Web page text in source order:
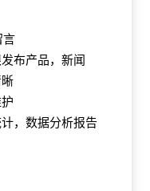
言
布产品，新闻
，数据分析报告